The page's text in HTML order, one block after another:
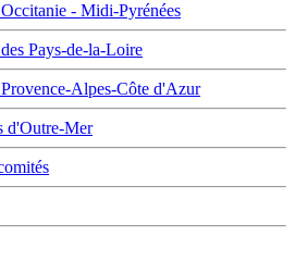
- Midi-Pyrénées
Pays-de-la-Loire
Alpes-Côte d'Azur
d'Outre-Mer